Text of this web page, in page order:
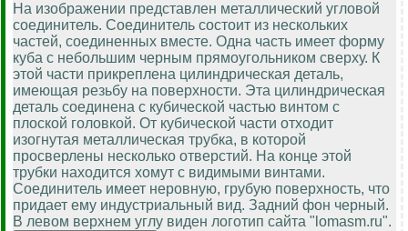
На изображении представлен металлический угловой
соединитель. Соединитель состоит из нескольких
частей, соединенных вместе. Одна часть имеет форму
куба с небольшим черным прямоугольником сверху. К
этой части прикреплена цилиндрическая деталь,
имеющая резьбу на поверхности. Эта цилиндрическая
деталь соединена с кубической частью винтом с
плоской головкой. От кубической части отходит
изогнутая металлическая трубка, в которой
просверлены несколько отверстий. На конце этой
трубки находится хомут с видимыми винтами.
Соединитель имеет неровную, грубую поверхность, что
придает ему индустриальный вид. Задний фон черный.
В левом верхнем углу виден логотип сайта "lomasm.ru".